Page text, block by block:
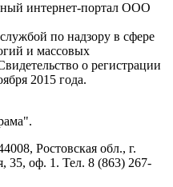
интернет-портал ООО
по надзору в сфере
и массовых
о регистрации
2015 года.
Ростовская обл., г.
35, оф. 1. Тел. 8 (863) 267-